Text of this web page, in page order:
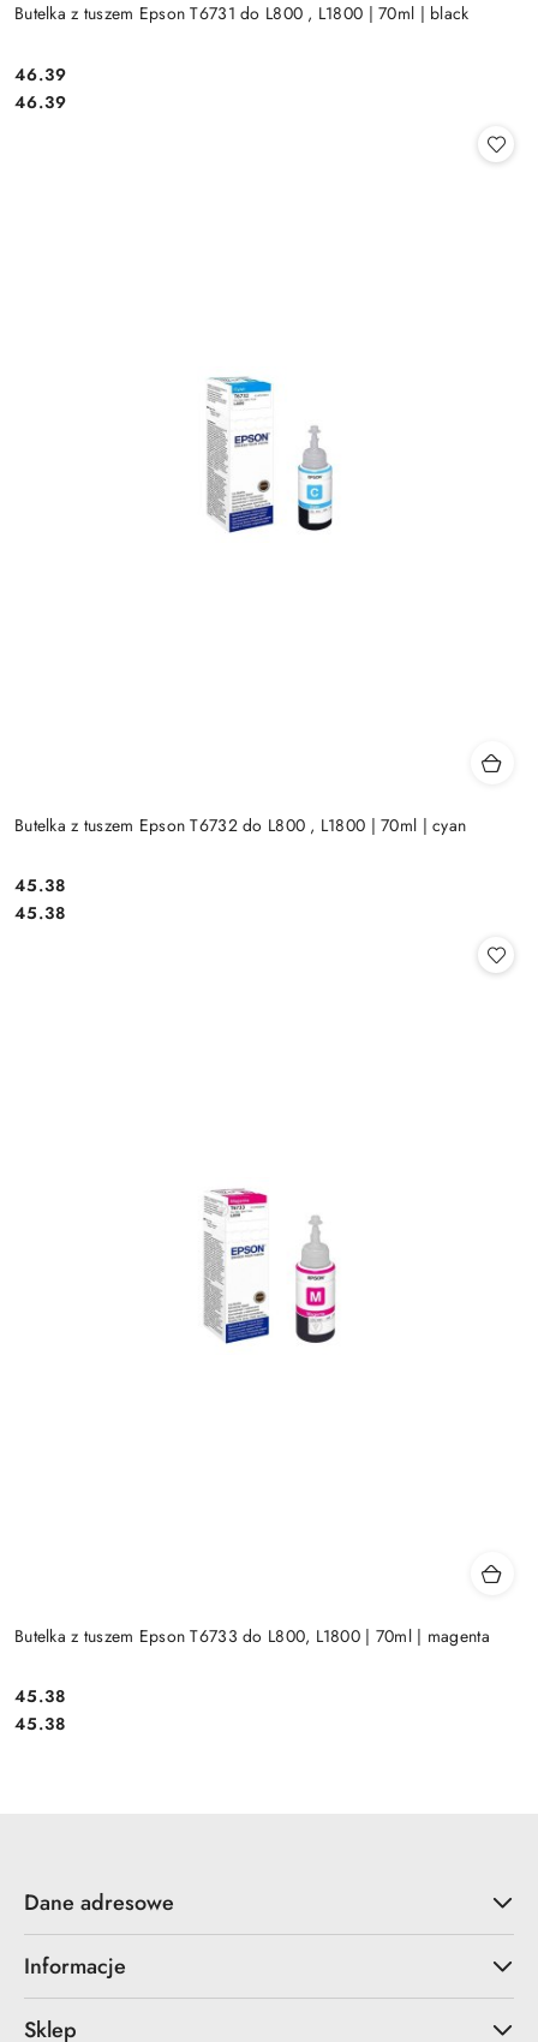
Butelka z tuszem Epson T6731 do L800 , L1800 | 70ml | black
Cena:
46.39
Cena:
46.39
Butelka z tuszem Epson T6732 do L800 , L1800 | 70ml | cyan
Cena:
45.38
Cena:
45.38
Butelka z tuszem Epson T6733 do L800, L1800 | 70ml | magenta
Cena:
45.38
Cena:
45.38
Dane adresowe
Informacje
Sklep